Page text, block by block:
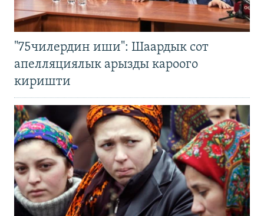
"75чилердин иши": Шаардык сот
апелляциялык арызды кароого
киришти